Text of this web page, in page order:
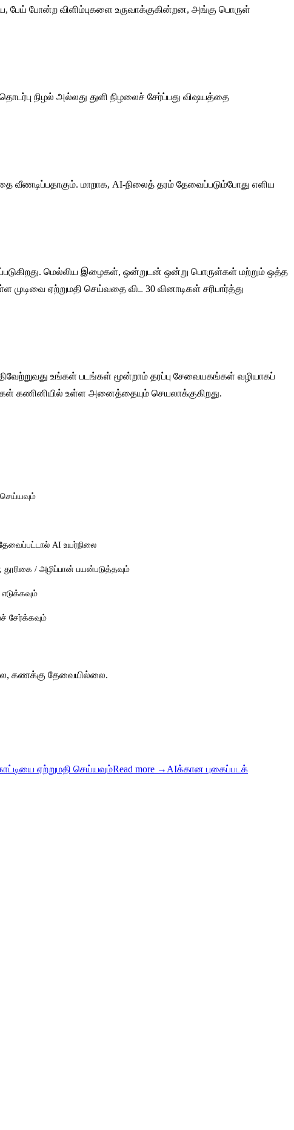
பேய் போன்ற விளிம்புகளை உருவாக்குகின்றன, அங்கு பொருள்
நிழல் அல்லது துளி நிழலைச் சேர்ப்பது விஷயத்தை
வீணடிப்பதாகும். மாறாக, AI-நிலைத் தரம் தேவைப்படும்போது எளிய
மெல்லிய இழைகள், ஒன்றுடன் ஒன்று பொருள்கள் மற்றும் ஒத்த
ஏற்றுமதி செய்வதை விட 30 வினாடிகள் சரிபார்த்து
உங்கள் படங்கள் மூன்றாம் தரப்பு சேவையகங்கள் வழியாகப்
கணினியில் உள்ள அனைத்தையும் செயலாக்குகிறது.
AI உயர்நிலை
/ அழிப்பான் பயன்படுத்தவும்
சேர்க்கவும்
கணக்கு தேவையில்லை.
ஏற்றுமதி செய்யவும்Read more → AIக்கான புகைப்படக்